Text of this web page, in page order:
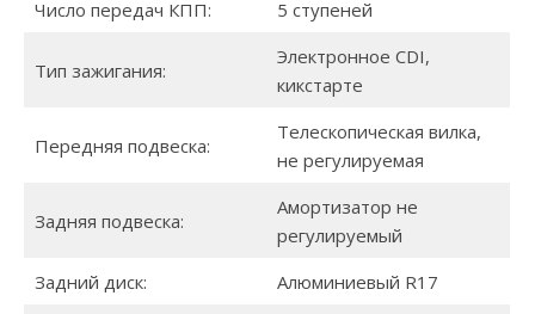
Число передач КПП:
5 ступеней
Тип зажигания:
Электронное CDI,
кикстарте
Передняя подвеска:
Телескопическая вилка,
не регулируемая
Задняя подвеска:
Амортизатор не
регулируемый
Задний диск:
Алюминиевый R17